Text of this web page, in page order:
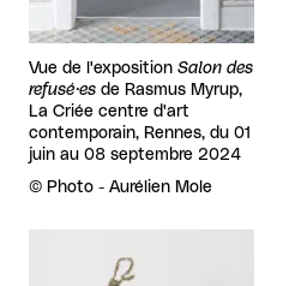
Vue de l'exposition Salon des
refusé·es de Rasmus Myrup,
La Criée centre d'art
contemporain, Rennes, du 01
juin au 08 septembre 2024
Droits réservés :
© Photo - Aurélien Mole